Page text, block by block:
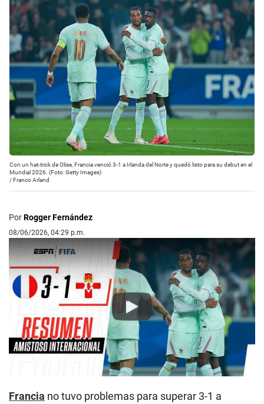
Con un hat-trick de Olise, Francia venció 3-1 a Irlanda del Norte y quedó listo para su debut en el
Mundial 2026. (Foto: Getty Images)
/Franco Arland
PorRogger Fernández
08/06/2026, 04:29 p.m.
Play
Francia no tuvo problemas para superar 3-1 a